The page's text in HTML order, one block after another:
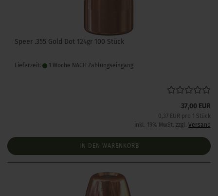
Speer .355 Gold Dot 124gr 100 Stück
Lieferzeit: 1 Woche NACH Zahlungseingang
37,00 EUR
0,37 EUR pro 1 Stück
inkl. 19% MwSt. zzgl. Versand
IN DEN WARENKORB